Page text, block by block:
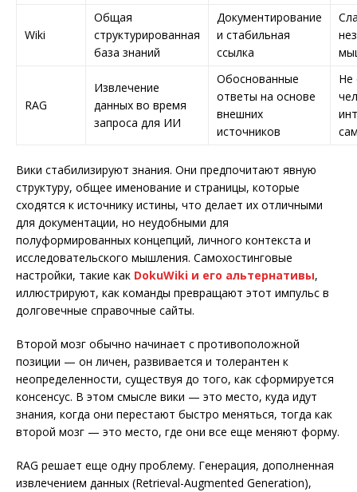
Wiki
Общая
структурированная
база знаний
Документирование
и стабильная
ссылка
RAG
Извлечение
данных во время
запроса для ИИ
Обоснованные
ответы на основе
внешних
источников
Не
Вики стабилизируют знания. Они предпочитают явную
структуру, общее именование и страницы, которые
сходятся к источнику истины, что делает их отличными
для документации, но неудобными для
полуформированных концепций, личного контекста и
исследовательского мышления. Самохостинговые
настройки, такие как DokuWiki и его альтернативы,
иллюстрируют, как команды превращают этот импульс в
долговечные справочные сайты.
Второй мозг обычно начинает с противоположной
позиции — он личен, развивается и толерантен к
неопределенности, существуя до того, как сформируется
консенсус. В этом смысле вики — это место, куда идут
знания, когда они перестают быстро меняться, тогда как
второй мозг — это место, где они все еще меняют форму.
RAG решает еще одну проблему. Генерация, дополненная
извлечением данных (Retrieval-Augmented Generation),